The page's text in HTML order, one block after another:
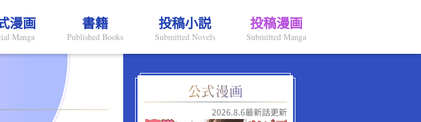
漫画
Manga
書籍
Published Books
投稿小説
Submitted Novels
投稿漫画
Submitted Manga
2026.8.6最新話更新